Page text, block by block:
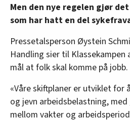
Men den nye regelen gjør
som har hatt en del
Pressetalsperson Øystein
Handling sier til
mål at folk skal komme på jobb.
«Våre skiftplaner er utviklet for
og jevn arbeidsbelastning,
mellom vakter og